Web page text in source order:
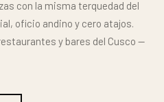
con la misma terquedad del
oficio andino y cero atajos.
y bares del Cusco —